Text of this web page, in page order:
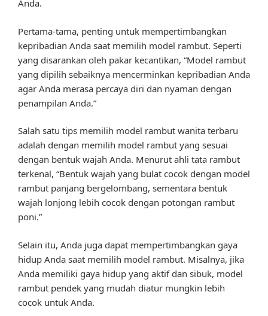
Anda.
Pertama-tama, penting untuk mempertimbangkan
kepribadian Anda saat memilih model rambut. Seperti
yang disarankan oleh pakar kecantikan, “Model rambut
yang dipilih sebaiknya mencerminkan kepribadian Anda
agar Anda merasa percaya diri dan nyaman dengan
penampilan Anda.”
Salah satu tips memilih model rambut wanita terbaru
adalah dengan memilih model rambut yang sesuai
dengan bentuk wajah Anda. Menurut ahli tata rambut
terkenal, “Bentuk wajah yang bulat cocok dengan model
rambut panjang bergelombang, sementara bentuk
wajah lonjong lebih cocok dengan potongan rambut
poni.”
Selain itu, Anda juga dapat mempertimbangkan gaya
hidup Anda saat memilih model rambut. Misalnya, jika
Anda memiliki gaya hidup yang aktif dan sibuk, model
rambut pendek yang mudah diatur mungkin lebih
cocok untuk Anda.